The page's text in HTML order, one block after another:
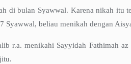
di bulan Syawwal. Karena nikah itu
Syawwal, beliau menikah dengan
r.a. menikahi Sayyidah Fathimah